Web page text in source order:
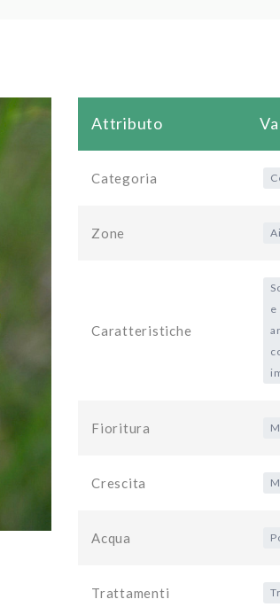
Attributo
Categoria
Zone
Caratteristiche
e
Fioritura
Crescita
Acqua
Trattamenti